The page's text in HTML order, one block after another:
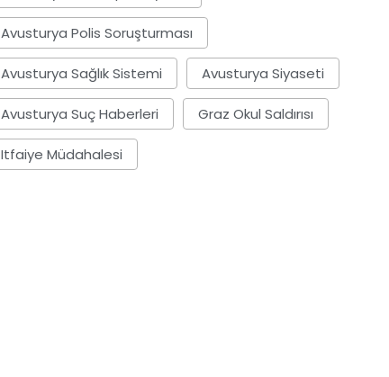
Avusturya Polis Soruşturması
Avusturya Sağlık Sistemi Avusturya Siyaseti
Avusturya Suç Haberleri Graz Okul Saldırısı
Itfaiye Müdahalesi